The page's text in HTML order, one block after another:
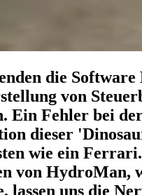
die
von
. Ein Fehler bei
dieser
wie ein
von HydroMan,
, lassen uns die